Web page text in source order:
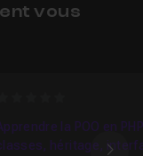
vous
la POO en
héritage,